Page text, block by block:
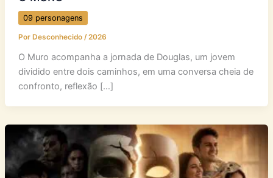
09 personagens
Por Desconhecido /2026
O Muro acompanha a jornada de Douglas, um jovem
dividido entre dois caminhos, em uma conversa cheia de
confronto, reflexão […]